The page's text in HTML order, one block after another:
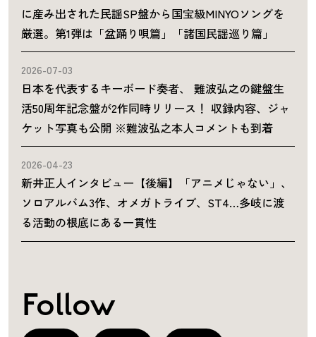
に産み出された民謡SP盤から国宝級MINYOソングを
厳選。第1弾は「盆踊り唄篇」「諸国民謡巡り篇」
2026-07-03
日本を代表するキーボード奏者、 難波弘之の鍵盤生
活50周年記念盤が2作同時リリース！ 収録内容、ジャ
ケット写真も公開 ※難波弘之本人コメントも到着
2026-04-23
新井正人インタビュー【後編】「アニメじゃない」、
ソロアルバム3作、オメガトライブ、ST4…多岐に渡
る活動の根底にある一貫性
Follow